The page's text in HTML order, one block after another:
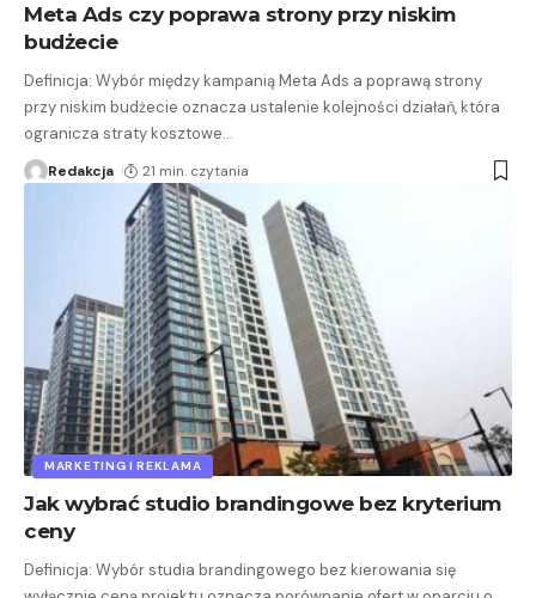
Meta Ads czy poprawa strony przy niskim
budżecie
Definicja: Wybór między kampanią Meta Ads a poprawą strony
przy niskim budżecie oznacza ustalenie kolejności działań, która
ogranicza straty kosztowe…
Redakcja 21 min. czytania
MARKETING I REKLAMA
Jak wybrać studio brandingowe bez kryterium
ceny
Definicja: Wybór studia brandingowego bez kierowania się